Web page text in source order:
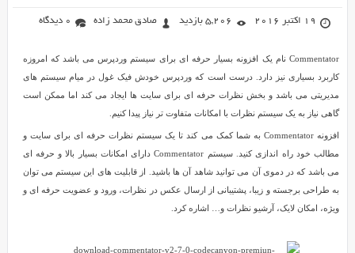
19 اکتبر 2016 5,206 بازدید صادق محمد زاده 0 دیدگاه
Commentator نام یک افزونه بسیار حرفه ای برای سیستم وردپرس می باشد که امروزه
کاربرد بسیاری نیز دارد. درست است که وردپرس خودش فیک غول در میام سیستم های
مدیریتی می باشد و بخش نظرات حرفه ای برای سایت ها ایجاد می کند اما ممکن است
گاهی نیاز به یک سیستم نظرات با امکانات متفاوت تر نیاز پیدا کنیم.
افزونه Commentator به شما کمک می کند تا یک سیستم نظرات حرفه ای برای سایت و
مطالب خود راه اندازی کنید. سیستم Commentator دارای امکانات بسیار بالا و حرفه ای
می باشد که در دموی آن می توانید شاهد آن ها باشید. از قابلیت های این سیستم می توان
به طراحی برجسته و زیبا، پشتیبانی از ارسال عکس در نظرات، ورود و عضویت حرفه ای و
ویژه، امکان لایک، آرشیو نظرات و… اشاره کرد.